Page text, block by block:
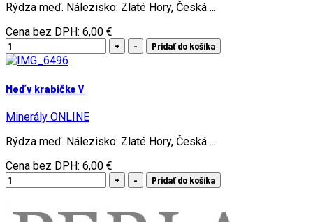
Rýdza meď. Nálezisko: Zlaté Hory, Česká ...
Cena bez DPH: 6,00 €
Meď v krabičke V
Minerály ONLINE
Rýdza meď. Nálezisko: Zlaté Hory, Česká ...
Cena bez DPH: 6,00 €